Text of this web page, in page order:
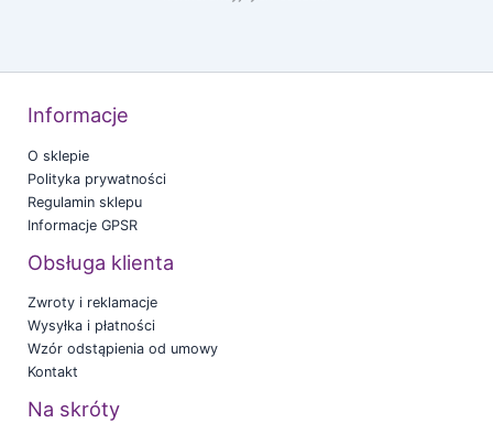
Informacje
O sklepie
Polityka prywatności
Regulamin sklepu
Informacje GPSR
Obsługa klienta
Zwroty i reklamacje
Wysyłka i płatności
Wzór odstąpienia od umowy
Kontakt
Na skróty